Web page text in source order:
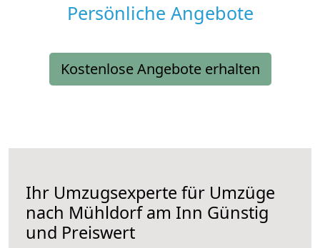
Persönliche Angebote
Kostenlose Angebote erhalten
Ihr Umzugsexperte für Umzüge
nach Mühldorf am Inn Günstig
und Preiswert